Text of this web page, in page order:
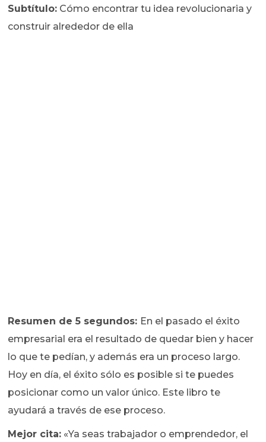
Subtítulo: Cómo encontrar tu idea revolucionaria y
construir alrededor de ella
Resumen de 5 segundos: En el pasado el éxito
empresarial era el resultado de quedar bien y hacer
lo que te pedían, y además era un proceso largo.
Hoy en día, el éxito sólo es posible si te puedes
posicionar como un valor único. Este libro te
ayudará a través de ese proceso.
Mejor cita: «Ya seas trabajador o emprendedor, el